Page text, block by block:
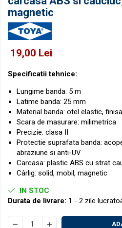
Micrometre speciale
Pasametre
Accesorii pentru ceasuri
comparatoare
magnetic
19,00 Lei
Specificatii tehnice:
Lungime banda: 5 m
Latime banda: 25 mm
Material banda: otel elastic,
Scara de masurare: milimetrica
Precizie: clasa II
Protectie suprafata banda:
abraziune si anti-UV
Carcasa: plastic ABS cu strat
Cârlig: solid, mobil, magnetic
IN STOC
Durata de livrare: 1 - 2 zile